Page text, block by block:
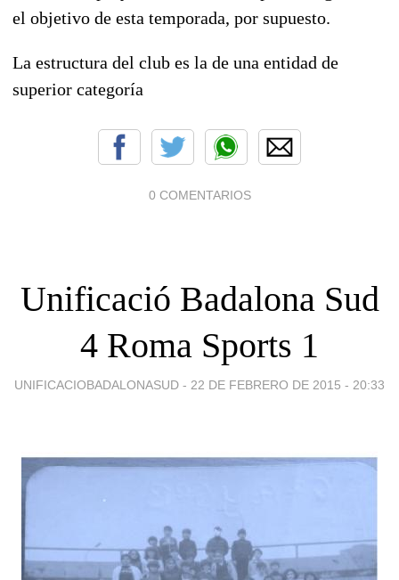
el objetivo de esta temporada, por supuesto.
La estructura del club es la de una entidad de
superior categoría
0 COMENTARIOS
Unificació Badalona Sud
4 Roma Sports 1
UNIFICACIOBADALONASUD - 22 DE FEBRERO DE 2015 - 20:33